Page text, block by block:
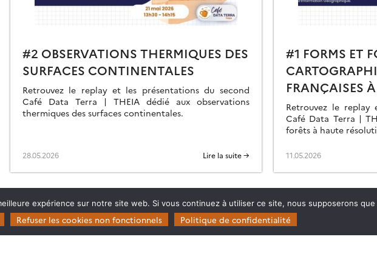
#2 OBSERVATIONS THERMIQUES DES
SURFACES CONTINENTALES
Retrouvez le replay et les présentations du second
Café Data Terra | THEIA dédié aux observations
thermiques des surfaces continentales.
28.05.2026 Lire la suite →
#1 FORMS ET
FRANÇAISES
Retrouvez le replay
Café Data Terra |
forêts à haute
11.05.2026
expérience sur notre site web. Si vous continuez à utiliser ce site, nous supposerons
Refuser les cookies non fonctionnels Politique de confidentialité